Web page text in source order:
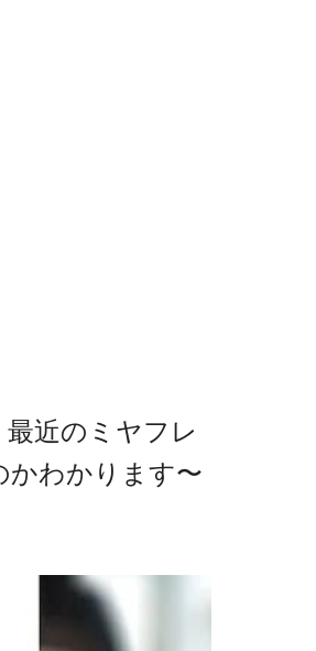
近のミヤフレ
わかります〜